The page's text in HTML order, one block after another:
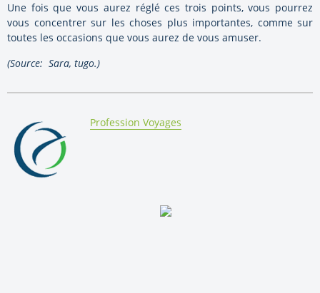
Une fois que vous aurez réglé ces trois points, vous pourrez
vous concentrer sur les choses plus importantes, comme sur
toutes les occasions que vous aurez de vous amuser.
(Source: Sara, tugo.)
By:
Profession Voyages